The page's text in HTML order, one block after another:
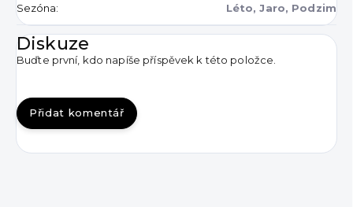
Sezóna: Léto, Jaro, Podzim
Diskuze
Buďte první, kdo napíše příspěvek k této položce.
Přidat komentář